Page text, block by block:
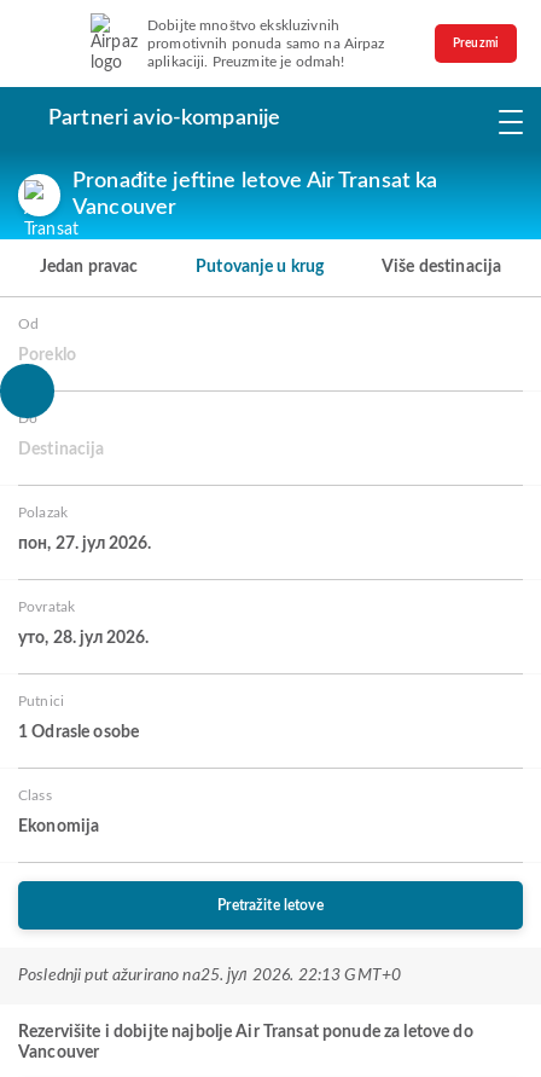
Dobijte mnoštvo ekskluzivnih
promotivnih ponuda samo na Airpaz
aplikaciji. Preuzmite je odmah!
Preuzmi
Partneri avio-kompanije
Pronađite jeftine letove Air Transat ka
Vancouver
Jedan pravac Putovanje u krug Više destinacija
Od
Poreklo
Do
Destinacija
Polazak
пон, 27. јул 2026.
Povratak
уто, 28. јул 2026.
Putnici
1 Odrasle osobe
Class
Ekonomija
Pretražite letove
Poslednji put ažurirano na25. јул 2026. 22:13 GMT+0
Rezervišite i dobijte najbolje Air Transat ponude za letove do
Vancouver